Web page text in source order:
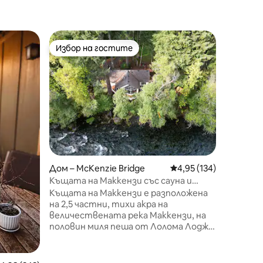
Избор на гостите
Избор на гостите
Дом – McKenzie Bridge Средна оценка: 4,95
4,95 (134)
Къщата на Маккензи със сауна и
външен душ
Къщата на Маккензи е разположена
на 2,5 частни, тихи акра на
величествената река Маккензи, на
половин миля пеша от Лолома Лодж.